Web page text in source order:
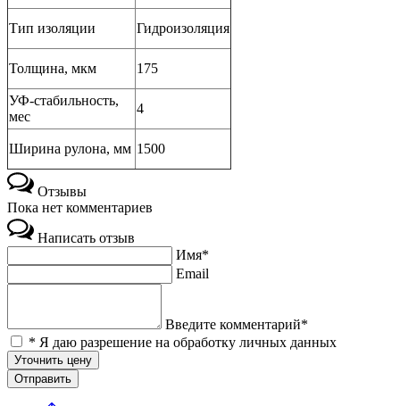
Тип изоляции Гидроизоляция
Толщина, мкм 175
УФ-стабильность,
мес
4
Ширина рулона, мм 1500
Отзывы
Пока нет комментариев
Написать отзыв
Имя*
Email
Введите комментарий*
* Я даю разрешение на обработку личных данных
Уточнить цену